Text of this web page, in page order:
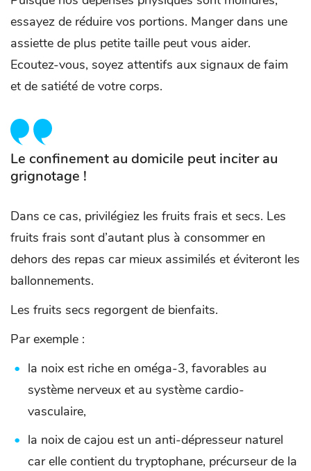
essayez de réduire vos portions. Manger dans une
assiette de plus petite taille peut vous aider.
Ecoutez-vous, soyez attentifs aux signaux de faim
et de satiété de votre corps.
Le confinement au domicile peut inciter au
grignotage !
Dans ce cas, privilégiez les fruits frais et secs. Les
fruits frais sont d’autant plus à consommer en
dehors des repas car mieux assimilés et éviteront les
ballonnements.
Les fruits secs regorgent de bienfaits.
Par exemple :
la noix est riche en oméga-3, favorables au
système nerveux et au système cardio-
vasculaire,
la noix de cajou est un anti-dépresseur naturel
car elle contient du tryptophane, précurseur de la